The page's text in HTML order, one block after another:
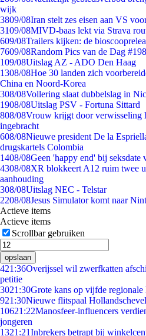
wijk
3809/08Iran stelt zes eisen aan VS
3109/08MIVD-baas lekt via Strava
609/08Trailers kijken: de
7609/08Random Pics van de Dag
109/08Uitslag AZ - ADO Den Haag
1308/08Hoe 30 landen zich
China en Noord-Korea
308/08Vollering slaat dubbelslag in
1908/08Uitslag PSV - Fortuna Sittard
808/08Vrouw krijgt door verwisseling
ingebracht
608/08Nieuwe president De la
drugskartels Colombia
1408/08Geen 'happy end' bij seksdate
4308/08XR blokkeert A12 ruim twee
aanhouding
308/08Uitslag NEC - Telstar
2208/08Jesus Simulator komt naar
Actieve items
Actieve items
Scrollbar gebruiken
opslaan
421:36Overijssel wil zwerfkatten
petitie
3021:30Grote kans op vijfde
921:30Nieuwe flitspaal
10621:22Manosfeer-influencers
jongeren
1321:21Inbrekers betrapt bij